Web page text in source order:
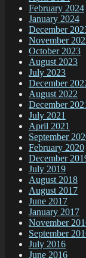
February 2024
January 2024
December
November
October 2023
August 2023
July 2023
December
August 2022
December
July 2021
April 2021
September
February 2020
December
July 2019
August 2018
August 2017
June 2017
January 2017
November
September
July 2016
June 2016